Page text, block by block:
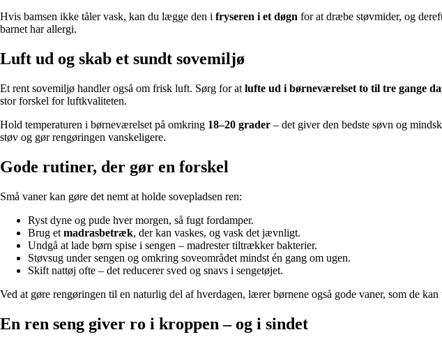
Hvis bamsen ikke tåler vask, kan du lægge den i fryseren i et døgn for at dræbe støvmider, og
barnet har allergi.
Luft ud og skab et sundt sovemiljø
Et rent sovemiljø handler også om frisk luft. Sørg for at lufte ud i børneværelset to til tre gange
stor forskel for luftkvaliteten.
Hold temperaturen i børneværelset på omkring 18–20 grader – det giver den bedste søvn og
støv og gør rengøringen vanskeligere.
Gode rutiner, der gør en forskel
Små vaner kan gøre det nemt at holde sovepladsen ren:
Ryst dyne og pude hver morgen, så fugt fordamper.
Brug et madrasbetræk, der kan vaskes, og vask det jævnligt.
Undgå at lade børn spise i sengen – madrester tiltrækker bakterier.
Støvsug under sengen og omkring soveområdet mindst én gang om ugen.
Skift nattøj ofte – det reducerer sved og snavs i sengetøjet.
Ved at gøre rengøringen til en naturlig del af hverdagen, lærer børnene også gode vaner, som de kan
En ren seng giver ro i kroppen – og i sindet